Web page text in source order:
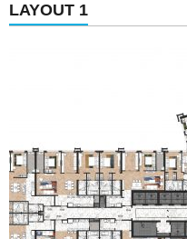
LAYOUT 1